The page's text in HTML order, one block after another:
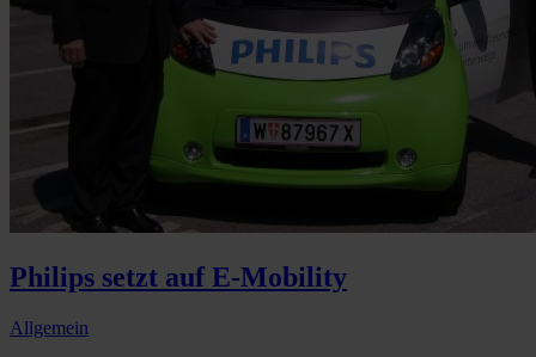
Philips setzt auf E-Mobility
Allgemein